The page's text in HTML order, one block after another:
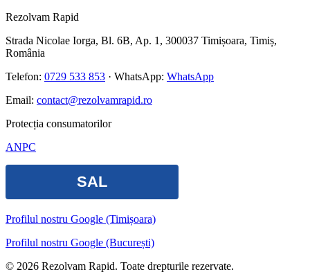
Rezolvam Rapid
Strada Nicolae Iorga, Bl. 6B, Ap. 1, 300037 Timișoara, Timiș,
România
Telefon: 0729 533 853 · WhatsApp: WhatsApp
Email: contact@rezolvamrapid.ro
Protecția consumatorilor
ANPC
Profilul nostru Google (Timișoara)
Profilul nostru Google (București)
© 2026 Rezolvam Rapid. Toate drepturile rezervate.